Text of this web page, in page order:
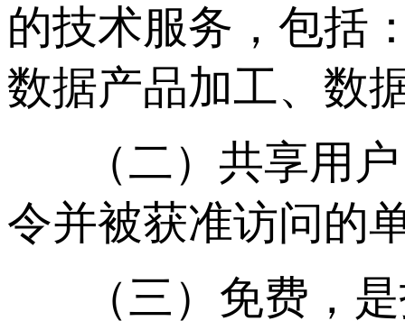
的技术服务，包括
数据产品加工、数
（二）共享用户
令并被获准访问的
（三）免费，是